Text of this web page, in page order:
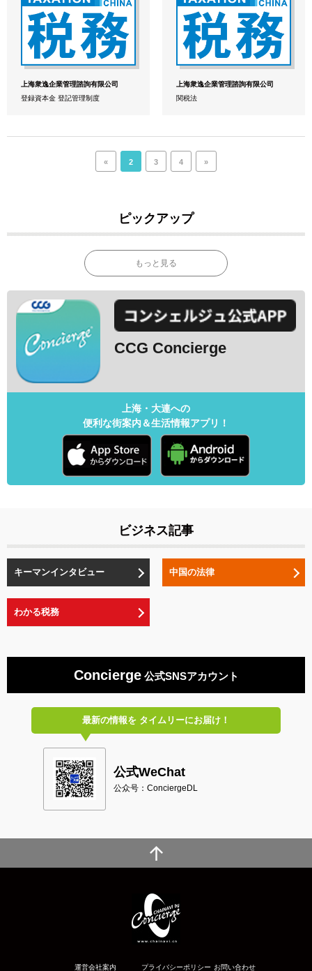
上海衆逸企業管理諮詢有限公司
登録資本金 登記管理制度
上海衆逸企業管理諮詢有限公司
関税法
« 2 3 4 »
ピックアップ
もっと見る
CCG Concierge
上海・大連への
便利な街案内＆生活情報アプリ！
ビジネス記事
キーマンインタビュー 中国の法律
わかる税務
Concierge公式SNSアカウント
最新の情報をタイムリーにお届け！
公式WeChat
公众号：ConciergeDL
運営会社案内 プライバシーポリシー お問い合わせ